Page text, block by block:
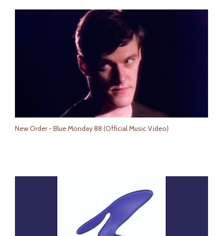
New Order - Blue Monday 88 (Official Music Video)